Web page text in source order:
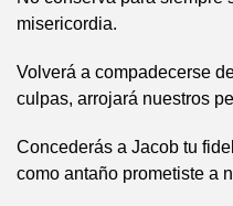
misericordia.
Volverá a compadecerse
culpas, arrojará nuestros
Concederás a Jacob tu
como antaño prometiste a